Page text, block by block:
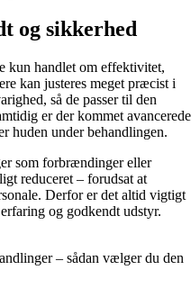
og sikkerhed
kun handlet om effektivitet,
kan justeres meget præcist i
så de passer til den
er der kommet avancerede
huden under behandlingen.
som forbrændinger eller
reduceret – forudsat at
Derfor er det altid vigtigt
og godkendt udstyr.
– sådan vælger du den